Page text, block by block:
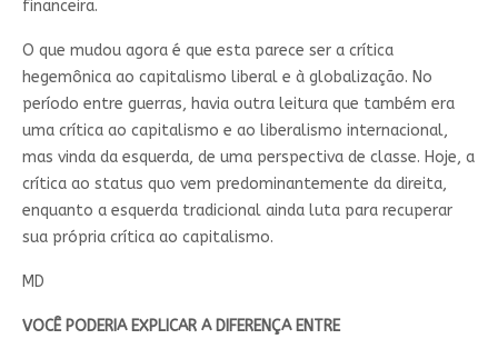
financeira.
O que mudou agora é que esta parece ser a crítica
hegemônica ao capitalismo liberal e à globalização. No
período entre guerras, havia outra leitura que também era
uma crítica ao capitalismo e ao liberalismo internacional,
mas vinda da esquerda, de uma perspectiva de classe. Hoje, a
crítica ao status quo vem predominantemente da direita,
enquanto a esquerda tradicional ainda luta para recuperar
sua própria crítica ao capitalismo.
MD
VOCÊ PODERIA EXPLICAR A DIFERENÇA ENTRE